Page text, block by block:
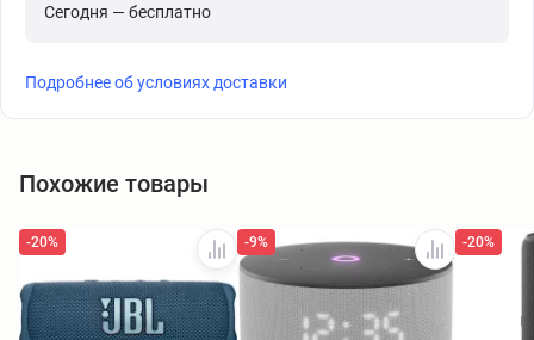
Сегодня — бесплатно
Подробнее об условиях доставки
Похожие товары
-20% -9% -20%